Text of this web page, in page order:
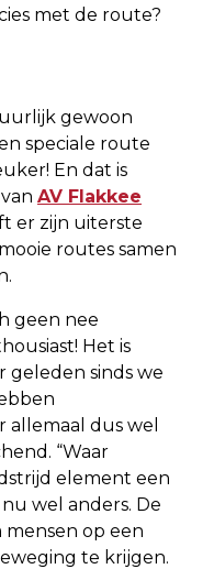
met de route?
gewoon
speciale route
En dat is
AV Flakkee
er zijn uiterste
routes samen
geen nee
Het is
geleden sinds we
allemaal dus wel
“Waar
element een
wel anders. De
op een
te krijgen.